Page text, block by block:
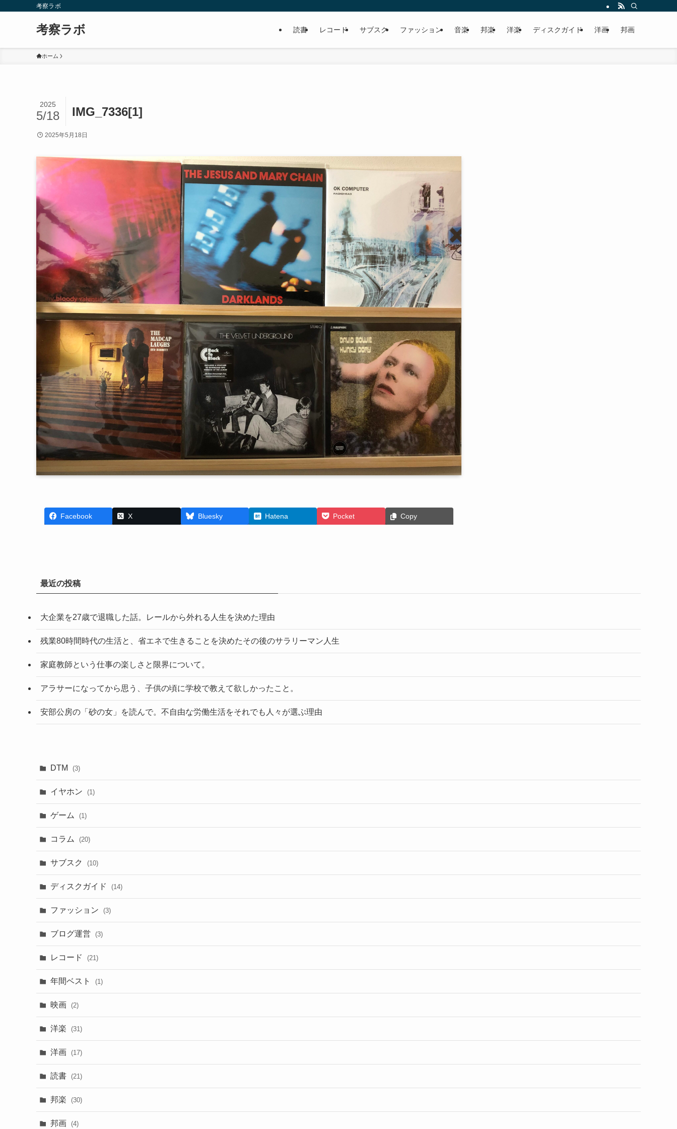
考察ラボ
考察ラボ 読書 レコード サブスク ファッション 音楽 邦楽 洋楽 ディスクガイド 洋画 邦画
ホーム
IMG_7336[1]
2025
5/18
2025年5月18日
Facebook X Bluesky Hatena Pocket Copy
最近の投稿
大企業を27歳で退職した話。レールから外れる人生を決めた理由
残業80時間時代の生活と、省エネで生きることを決めたその後のサラリーマン人生
家庭教師という仕事の楽しさと限界について。
アラサーになってから思う、子供の頃に学校で教えて欲しかったこと。
安部公房の「砂の女」を読んで。不自由な労働生活をそれでも人々が選ぶ理由
DTM (3)
イヤホン (1)
ゲーム (1)
コラム (20)
サブスク (10)
ディスクガイド (14)
ファッション (3)
ブログ運営 (3)
レコード (21)
年間ベスト (1)
映画 (2)
洋楽 (31)
洋画 (17)
読書 (21)
邦楽 (30)
邦画 (4)